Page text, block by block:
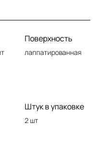
Поверхность
лаппатированная
Штук в упаковке
2 шт